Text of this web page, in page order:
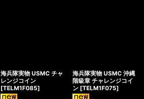
海兵隊実物 USMC チャ
レンジコイン
[TELM1F085]
海兵隊実物 USMC 沖縄
階級章 チャレンジコイ
ン [TELM1F075]